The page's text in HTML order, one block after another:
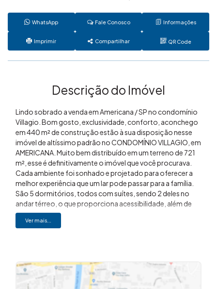
WhatsApp Fale Conosco Informações
Imprimir Compartilhar QR Code
Descrição do Imóvel
Lindo sobrado a venda em Americana / SP no condomínio
Villagio. Bom gosto, exclusividade, conforto, aconchego
em 440 m² de construção estão à sua disposição nesse
imóvel de altíssimo padrão no CONDOMÍNIO VILLAGIO, em
AMERICANA. Muito bem distribuído em um terreno de 721
m², esse é definitivamente o imóvel que você procurava.
Cada ambiente foi sonhado e projetado para oferecer a
melhor experiência que um lar pode passar para a família.
São 5 dormitórios, todos com suítes, sendo 2 deles no
andar térreo, o que proporciona acessibilidade, além de
mais 2 banheiros e um lavabo, para total privacidade e
conforto. Ainda no térreo, um ambiente especial e
proporcionar momentos de intimidade e refeições
incríveis. Espaço para home office também é uma
realidade nesse surpreendente sobrado. Para serviços
Ver mais...